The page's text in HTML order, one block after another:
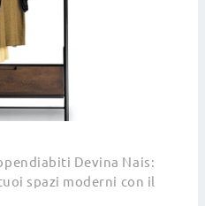
Devina Nais:
spazi moderni con il